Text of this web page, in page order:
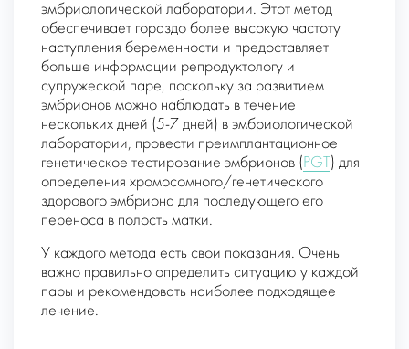
эмбриологической лаборатории. Этот метод
обеспечивает гораздо более высокую частоту
наступления беременности и предоставляет
больше информации репродуктологу и
супружеской паре, поскольку за развитием
эмбрионов можно наблюдать в течение
нескольких дней (5-7 дней) в эмбриологической
лаборатории, провести преимплантационное
генетическое тестирование эмбрионов (PGT ) для
определения хромосомного/генетического
здорового эмбриона для последующего его
переноса в полость матки.
У каждого метода есть свои показания. Очень
важно правильно определить ситуацию у каждой
пары и рекомендовать наиболее подходящее
лечение.